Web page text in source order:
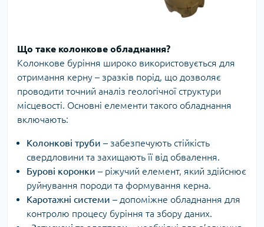
Що таке колонкове обладнання?
Колонкове буріння широко використовується для
отримання керну – зразків порід, що дозволяє
проводити точний аналіз геологічної структури
місцевості. Основні елементи такого обладнання
включають:
Колонкові труби – забезпечують стійкість
свердловини та захищають її від обвалення.
Бурові коронки – ріжучий елемент, який здійснює
руйнування породи та формування керна.
Каротажні системи – допоміжне обладнання для
контролю процесу буріння та збору даних.